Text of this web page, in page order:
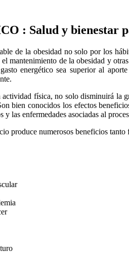
: Salud y bienestar
de la obesidad no solo por los
mantenimiento de la obesidad y
energético sea superior al
actividad física, no solo disminuirá la
bien conocidos los efectos
y las enfermedades asociadas al
produce numerosos beneficios